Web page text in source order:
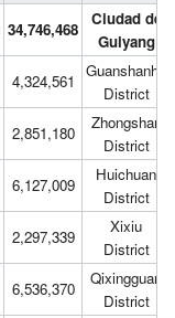
34,746,468
Ciudad de
Guiyang
4,324,561
Guanshanhu
District
2,851,180
Zhongshan
District
6,127,009
Huichuan
District
2,297,339
Xixiu
District
6,536,370
Qixingguan
District